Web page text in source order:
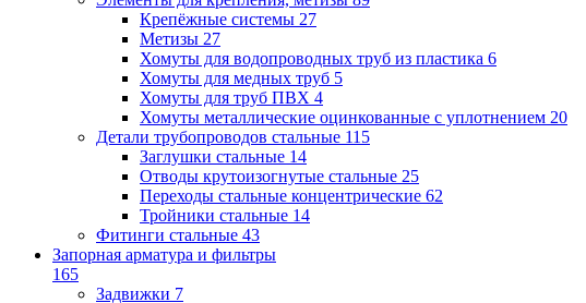
Крепёжные системы 27
Метизы 27
Хомуты для водопроводных труб из пластика 6
Хомуты для медных труб 5
Хомуты для труб ПВХ 4
Хомуты металлические оцинкованные с уплотнением 20
Детали трубопроводов стальные 115
Заглушки стальные 14
Отводы крутоизогнутые стальные 25
Переходы стальные концентрические 62
Тройники стальные 14
Фитинги стальные 43
Запорная арматура и фильтры
165
Задвижки 7